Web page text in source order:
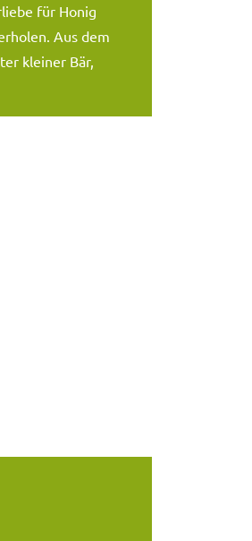
für Honig
Aus dem
kleiner Bär,